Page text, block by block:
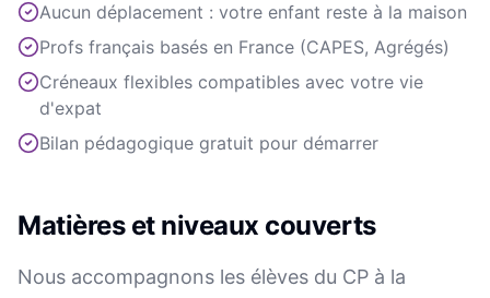
Aucun déplacement : votre enfant reste à la maison
Profs français basés en France (CAPES, Agrégés)
Créneaux flexibles compatibles avec votre vie
d'expat
Bilan pédagogique gratuit pour démarrer
Matières et niveaux couverts
Nous accompagnons les élèves du CP à la